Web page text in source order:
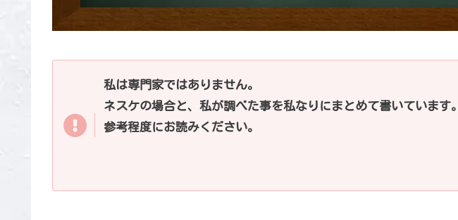
私は専門家ではありません。
ネスケの場合と、私が調べた事を私なりにまとめて書いています。
参考程度にお読みください。